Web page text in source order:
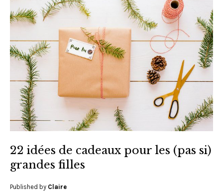
22 idées de cadeaux pour les (pas si)
grandes filles
Published by Claire